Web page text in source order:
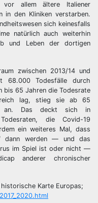
vor allem ältere Italiener
in den Kliniken verstarben.
sich keinesfalls
natürlich auch weiterhin
und Leben der dortigen
zwischen 2013/14 und
68.000 Todesfälle durch
bis 65 Jahren die Todesrate
lag, stieg sie ab 65
an. Das deckt sich in
die Covid-19
ein weiteres Mal, dass
dann werden — und das
im Spiel ist oder nicht —
anderer chronischer
Karte Europas;